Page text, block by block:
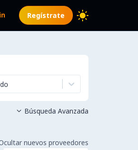
Regístrate
 Búsqueda Avanzada
nuevos proveedores